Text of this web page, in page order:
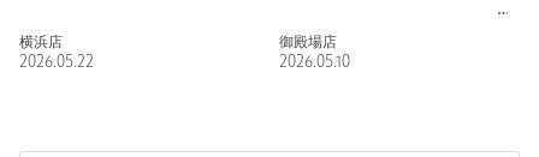
横浜店
2026.05.22
御殿場店
2026.05.10